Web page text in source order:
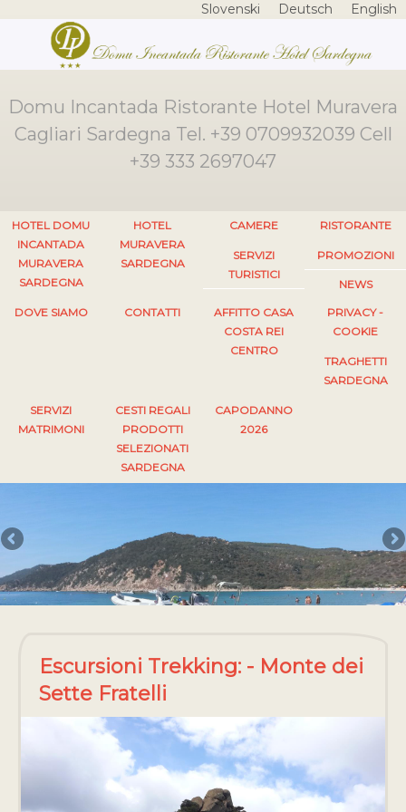
English
Deutsch
Slovenski
Domu Incantada Ristorante Hotel Muravera
Cagliari Sardegna Tel. +39 0709932039 Cell
+39 333 2697047
HOTEL DOMU
INCANTADA
MURAVERA
SARDEGNA
HOTEL
MURAVERA
SARDEGNA
CAMERE RISTORANTE
SERVIZI
TURISTICI
PROMOZIONI
NEWS
DOVE SIAMO CONTATTI
AFFITTO CASA
COSTA REI
CENTRO
PRIVACY -
COOKIE
TRAGHETTI
SARDEGNA
SERVIZI
MATRIMONI
CESTI REGALI
PRODOTTI
SELEZIONATI
SARDEGNA
CAPODANNO
2026
Escursioni Trekking: - Monte dei
Sette Fratelli